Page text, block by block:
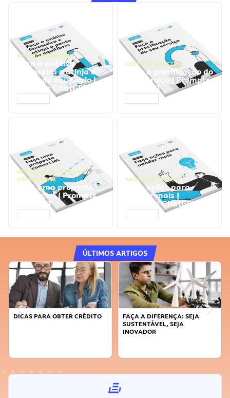
GESTÃO FINANCEIRA
Faça a análise
financeira e atinja o
ponto de equilíbrio |
Prompts ChatGPT
GESTÃO FINANCEIRA
Faça a precificação do
seu serviço | Prompts
ChatGPT
NEGÓCIOS, PROCESSOS
EMPRESARIAIS
Faça uma proposta
comercial | Prompts
ChatGPT
NEGÓCIOS, VENDAS
Faça ações para
vender mais |
Prompts ChatGPT
ÚLTIMOS ARTIGOS
DICAS PARA OBTER CRÉDITO
FAÇA A DIFERENÇA: SEJA
SUSTENTÁVEL, SEJA
INOVADOR